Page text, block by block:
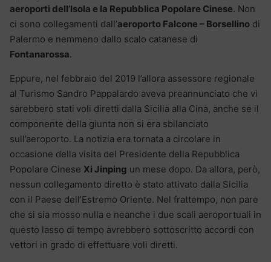
aeroporti dell’Isola e la Repubblica Popolare Cinese. Non
ci sono collegamenti dall’aeroporto Falcone – Borsellino di
Palermo e nemmeno dallo scalo catanese di
Fontanarossa.
Eppure, nel febbraio del 2019 l’allora assessore regionale
al Turismo Sandro Pappalardo aveva preannunciato che vi
sarebbero stati voli diretti dalla Sicilia alla Cina, anche se il
componente della giunta non si era sbilanciato
sull’aeroporto. La notizia era tornata a circolare in
occasione della visita del Presidente della Repubblica
Popolare Cinese Xi Jinping un mese dopo. Da allora, però,
nessun collegamento diretto è stato attivato dalla Sicilia
con il Paese dell’Estremo Oriente. Nel frattempo, non pare
che si sia mosso nulla e neanche i due scali aeroportuali in
questo lasso di tempo avrebbero sottoscritto accordi con
vettori in grado di effettuare voli diretti.